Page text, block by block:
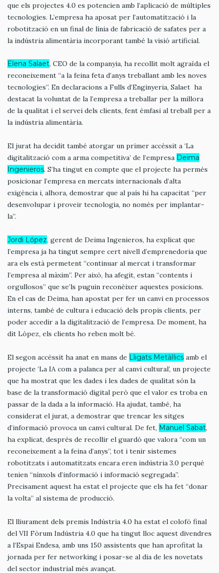
que els projectes 4.0 es potencien amb l’aplicació de múltiples
tecnologies. L’empresa ha aposat per l’automatització i la
robotització en un final de línia de fabricació de safates per a
la indústria alimentària incorporant també la visió artificial.
Elena Salaet, CEO de la companyia, ha recollit molt agraïda el
reconeixement “a la feina feta d’anys treballant amb les noves
tecnologies”. En declaracions a Fulls d’Enginyeria, Salaet ha
destacat la voluntat de la l’empresa a treballar per la millora
de la qualitat i el servei dels clients, fent èmfasi al treball per a
la indústria alimentària.
El jurat ha decidit també atorgar un primer accèssit a ‘La
digitalització com a arma competitiva’ de l’empresa Deima
Ingenieros. S’ha tingut en compte que el projecte ha permès
posicionar l’empresa en mercats internacionals d’alta
exigència i, alhora, demostrar que al país hi ha capacitat “per
desenvolupar i proveir tecnologia, no només per implantar-
la”.
Jordi López, gerent de Deima Ingenieros, ha explicat que
l’empresa ja ha tingut sempre cert nivell d’emprenedoria que
ara els està permetent “continuar al mercat i transformar
l’empresa al màxim”. Per això, ha afegit, estan “contents i
orgullosos” que se’ls puguin reconèixer aquestes posicions.
En el cas de Deima, han apostat per fer un canvi en processos
interns, també de cultura i educació dels propis clients, per
poder accedir a la digitalització de l’empresa. De moment, ha
dit López, els clients ho reben molt bé.
El segon accèssit ha anat en mans de Lligats Metàl·lics amb el
projecte ‘La IA com a palanca per al canvi cultural’, un projecte
que ha mostrat que les dades i les dades de qualitat són la
base de la transformació digital però que el valor es troba en
passar de la dada a la informació. Ha ajudat, també, ha
considerat el jurat, a demostrar que trencar les sitges
d’informació provoca un canvi cultural. De fet, Manuel Sabat,
ha explicat, després de recollir el guardó que valora “com un
reconeixement a la feina d’anys”, tot i tenir sistemes
robotitzats i automatitzats encara eren indústria 3.0 perquè
tenien “nínxols d’informació i informació segregada”.
Precisament aquest ha estat el projecte que els ha fet “donar
la volta” al sistema de producció.
El lliurament dels premis Indústria 4.0 ha estat el colofó final
del VII Fòrum Indústria 4.0 que ha tingut lloc aquest divendres
a l’Espai Endesa, amb uns 150 assistents que han aprofitat la
jornada per fer networking i posar-se al dia de les novetats
del sector industrial més avançat.